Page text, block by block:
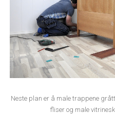
Neste plan er å male trappene
fliser og male